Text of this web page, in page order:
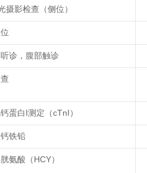
摄影检查（侧位）
诊，腹部触诊
蛋白I测定（cTnI）
铁铅
氨酸（HCY）